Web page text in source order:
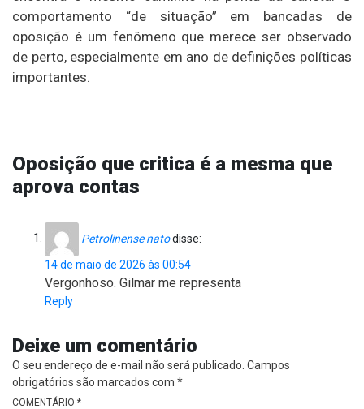
comportamento “de situação” em bancadas de
oposição é um fenômeno que merece ser observado
de perto, especialmente em ano de definições políticas
importantes.
Oposição que critica é a mesma que
aprova contas
Petrolinense natodisse:
14 de maio de 2026 às 00:54
Vergonhoso. Gilmar me representa
Reply
Deixe um comentário
O seu endereço de e-mail não será publicado. Campos
obrigatórios são marcados com *
COMENTÁRIO *